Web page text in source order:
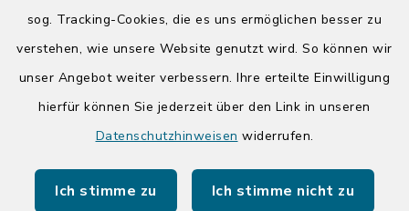
sog. Tracking-Cookies, die es uns ermöglichen besser zu
verstehen, wie unsere Website genutzt wird. So können wir
unser Angebot weiter verbessern. Ihre erteilte Einwilligung
hierfür können Sie jederzeit über den Link in unseren
Datenschutzhinweisen widerrufen.
Ich stimme zu Ich stimme nicht zu
Donnerstag zusätzlich:
14:00-17:00 Uhr
Quicklinks
Tourist-Info der Stadt Bad Segeberg